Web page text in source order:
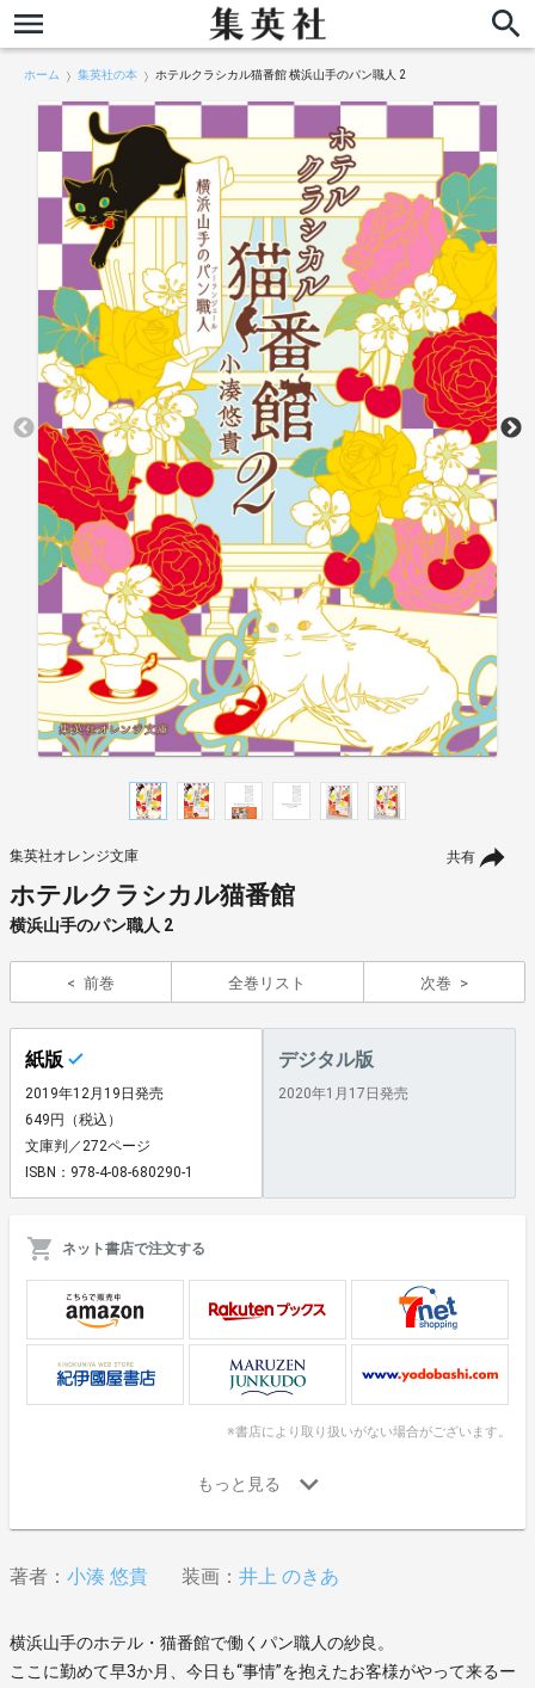
ホーム 集英社の本 ホテルクラシカル猫番館 横浜山手のパン職人 2
共有
集英社オレンジ文庫
ホテルクラシカル猫番館
横浜山手のパン職人 2
前巻 全巻リスト 次巻
紙版
2019年12月19日発売
649円（税込）
文庫判／272ページ
ISBN：978-4-08-680290-1
デジタル版
2020年1月17日発売
ネット書店で注文する
※書店により取り扱いがない場合がございます。
著者： 小湊 悠貴 装画： 井上 のきあ
横浜山手のホテル・猫番館で働くパン職人の紗良。
ここに勤めて早3か月、今日も“事情”を抱えたお客様がやって来るー